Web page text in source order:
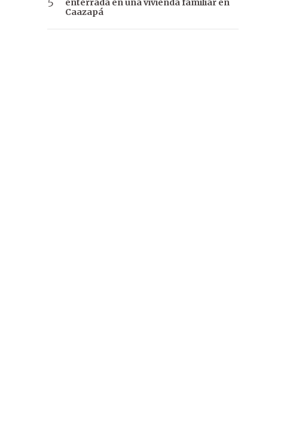
enterrada en una vivienda familiar en
Caazapá